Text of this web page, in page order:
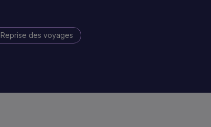
Reprise des voyages